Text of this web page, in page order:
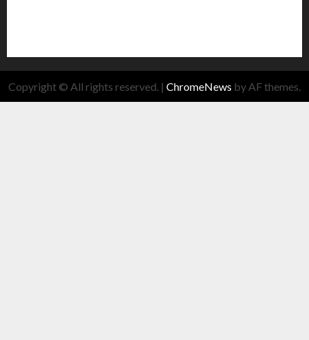
Copyright © All rights reserved. | ChromeNews by AF themes.